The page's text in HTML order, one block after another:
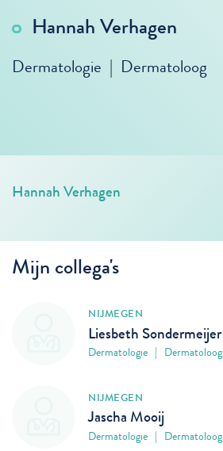
Hannah Verhagen
Dermatologie | Dermatoloog
Hannah Verhagen
Mijn collega's
NIJMEGEN
Liesbeth Sondermeijer
Dermatologie | Dermatoloog
NIJMEGEN
Jascha Mooij
Dermatologie | Dermatoloog